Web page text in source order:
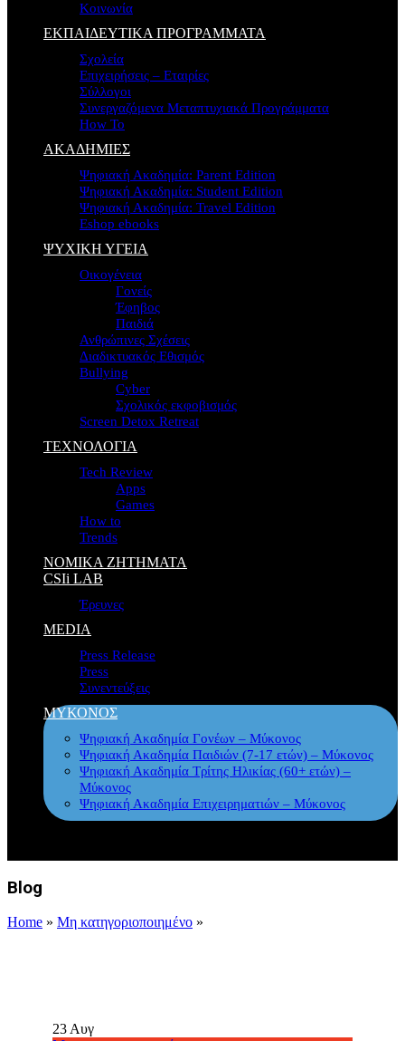
Κοινωνία
ΕΚΠΑΙΔΕΥΤΙΚΑ ΠΡΟΓΡΑΜΜΑΤΑ
Σχολεία
Επιχειρήσεις – Εταιρίες
Σύλλογοι
Συνεργαζόμενα Μεταπτυχιακά Προγράμματα
How To
ΑΚΑΔΗΜΙΕΣ
Ψηφιακή Ακαδημία: Parent Edition
Ψηφιακή Ακαδημία: Student Edition
Ψηφιακή Ακαδημία: Travel Edition
Eshop ebooks
ΨΥΧΙΚΗ ΥΓΕΙΑ
Οικογένεια
Γονείς
Έφηβος
Παιδιά
Ανθρώπινες Σχέσεις
Διαδικτυακός Εθισμός
Bullying
Cyber
Σχολικός εκφοβισμός
Screen Detox Retreat
ΤΕΧΝΟΛΟΓΙΑ
Tech Review
Apps
Games
How to
Trends
ΝΟΜΙΚΑ ΖΗΤΗΜΑΤΑ
CSIi LAB
Έρευνες
MEDIA
Press Release
Press
Συνεντεύξεις
ΜΥΚΟΝΟΣ
Ψηφιακή Ακαδημία Γονέων – Μύκονος
Ψηφιακή Ακαδημία Παιδιών (7-17 ετών) – Μύκονος
Ψηφιακή Ακαδημία Τρίτης Ηλικίας (60+ ετών) –
Μύκονος
Ψηφιακή Ακαδημία Επιχειρηματιών – Μύκονος
Blog
Home » Μη κατηγοριοποιημένο »
23Αυγ